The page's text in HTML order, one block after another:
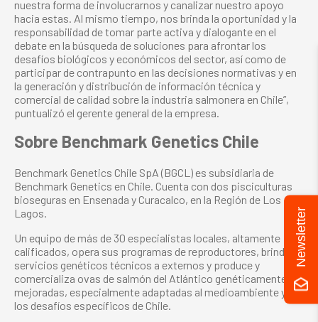
nuestra forma de involucrarnos y canalizar nuestro apoyo
hacia estas. Al mismo tiempo, nos brinda la oportunidad y la
responsabilidad de tomar parte activa y dialogante en el
debate en la búsqueda de soluciones para afrontar los
desafíos biológicos y económicos del sector, así como de
participar de contrapunto en las decisiones normativas y en
la generación y distribución de información técnica y
comercial de calidad sobre la industria salmonera en Chile”,
puntualizó el gerente general de la empresa.
Sobre Benchmark Genetics Chile
Benchmark Genetics Chile SpA (BGCL) es subsidiaria de
Benchmark Genetics en Chile. Cuenta con dos pisciculturas
bioseguras en Ensenada y Curacalco, en la Región de Los
Lagos.
Un equipo de más de 30 especialistas locales, altamente
calificados, opera sus programas de reproductores, brinda
servicios genéticos técnicos a externos y produce y
comercializa ovas de salmón del Atlántico genéticamente
mejoradas, especialmente adaptadas al medioambiente y a
los desafíos específicos de Chile.
Newsletter